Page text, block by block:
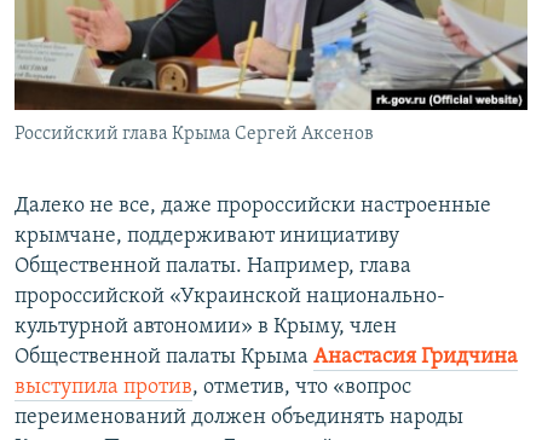
Российский глава Крыма Сергей Аксенов
Далеко не все, даже пророссийски настроенные
крымчане, поддерживают инициативу
Общественной палаты. Например, глава
пророссийской «Украинской национально-
культурной автономии» в Крыму, член
Общественной палаты Крыма Анастасия Гридчина
выступила против, отметив, что «вопрос
переименований должен объединять народы